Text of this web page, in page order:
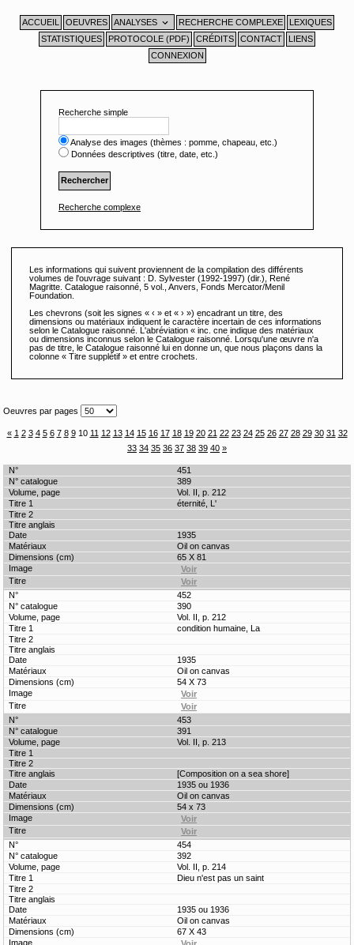
contenuACCUEIL OEUVRES ANALYSES RECHERCHE COMPLEXE
LEXIQUES
STATISTIQUES
PROTOCOLE (PDF) CRÉDITS CONTACT
LIENS
CONNEXION
Recherche simple
Analyse des images (thèmes : pomme, chapeau, etc.)
Données descriptives (titre, date, etc.)
Recherche complexe
Les informations qui suivent proviennent de la compilation des différents
volumes de l'ouvrage suivant : D. Sylvester (1992-1997) (dir.), René
Magritte. Catalogue raisonné, 5 vol., Anvers, Fonds Mercator/Menil
Foundation.
Les chevrons (soit les signes « ‹ » et « › ») encadrant un titre, des
dimensions ou matériaux indiquent le caractère incertain de ces informations
selon le Catalogue raisonné. L'abréviation « inc. cne indique des matériaux
ou dimensions inconnus selon le Catalogue raisonné. Lorsqu'une œuvre n'a
pas de titre, le Catalogue raisonné lui en donne un, que nous plaçons dans la
colonne « Titre supplétif » et entre crochets.
Oeuvres par pages
« 1 2 3 4 5 6 7 8 9 10 11 12 13 14 15 16 17 18 19 20 21 22 23 24 25 26 27 28 29 30 31 32
33 34 35 36 37 38 39 40 »
451
389
Vol. II, p. 212
éternité, L'
1935
Oil on canvas
65 X 81
452
390
Vol. II, p. 212
condition humaine, La
1935
Oil on canvas
54 X 73
453
391
Vol. II, p. 213
[Composition on a sea shore]
1935 ou 1936
Oil on canvas
54 x 73
454
392
Vol. II, p. 214
Dieu n'est pas un saint
1935 ou 1936
Oil on canvas
67 X 43